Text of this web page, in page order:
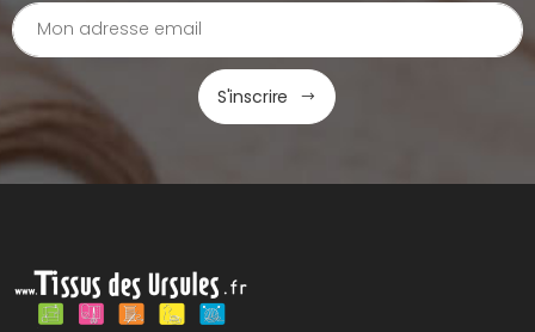
S'inscrire